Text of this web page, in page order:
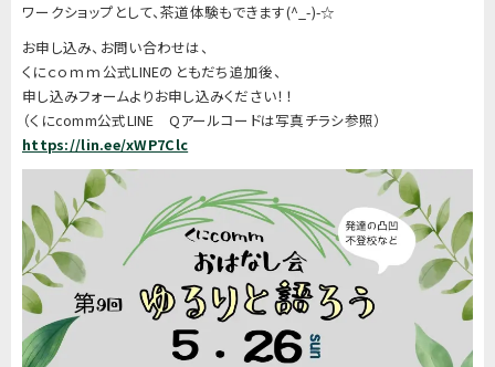
ワークショップとして、茶道体験もできます(^_-)-☆
お申し込み、お問い合わせは、
くにｃｏｍｍ公式LINEのともだち追加後、
申し込みフォームよりお申し込みください！！
（くにcomm公式LINE Qアールコードは写真チラシ参照）
https://lin.ee/xWP7Clc